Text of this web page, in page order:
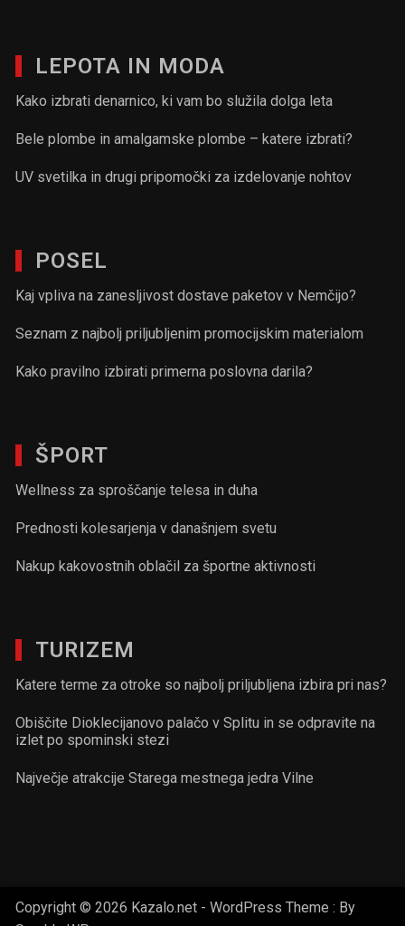
LEPOTA IN MODA
Kako izbrati denarnico, ki vam bo služila dolga leta
Bele plombe in amalgamske plombe – katere izbrati?
UV svetilka in drugi pripomočki za izdelovanje nohtov
POSEL
Kaj vpliva na zanesljivost dostave paketov v Nemčijo?
Seznam z najbolj priljubljenim promocijskim materialom
Kako pravilno izbirati primerna poslovna darila?
ŠPORT
Wellness za sproščanje telesa in duha
Prednosti kolesarjenja v današnjem svetu
Nakup kakovostnih oblačil za športne aktivnosti
TURIZEM
Katere terme za otroke so najbolj priljubljena izbira pri nas?
Obiščite Dioklecijanovo palačo v Splitu in se odpravite na
izlet po spominski stezi
Največje atrakcije Starega mestnega jedra Vilne
Copyright © 2026 Kazalo.net - WordPress Theme : By